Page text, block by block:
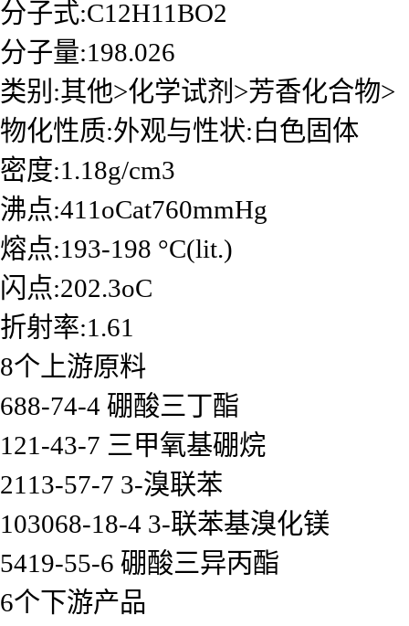
分子式:C12H11BO2
分子量:198.026
类别:其他>化学试剂>芳香化合物>
物化性质:外观与性状:白色固体
密度:1.18g/cm3
沸点:411oCat760mmHg
熔点:193-198 °C(lit.)
闪点:202.3oC
折射率:1.61
8个上游原料
688-74-4 硼酸三丁酯
121-43-7 三甲氧基硼烷
2113-57-7 3-溴联苯
103068-18-4 3-联苯基溴化镁
5419-55-6 硼酸三异丙酯
6个下游产品